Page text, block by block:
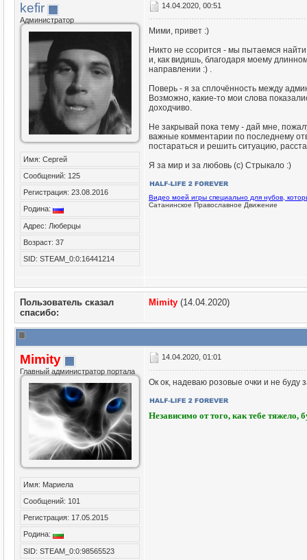
kefir
Администратор
Имя: Сергей
Сообщений: 125
Регистрация: 23.08.2016
Родина:
Адрес: Люберцы
Возраст: 37
SID: STEAM_0:0:16441214
14.04.2020, 00:51
Мими, привет :)
Никто не ссорится - мы пытаемся
и, как видишь, благодаря моему
направлении :) .
Поверь - я за сплочённость между
Возможно, какие-то мои слова
доходчиво.
Не закрывай пока тему - дай мне,
важные комментарии по последнему
постараться и решить ситуацию,
Я за мир и за любовь (с) Стрыкало :)
Видео моей игры специально для нубов,
Сатанинское Православное Движение
Пользователь сказал
cпасибо:
Mimity (14.04.2020)
Mimity
Главный администратор портала
Имя: Мариела
Сообщений: 101
Регистрация: 17.05.2015
Родина:
SID: STEAM_0:0:98565523
14.04.2020, 01:01
Ок ок, надеваю розовые очки и не буду
Независимо от того, как тебе тяжело,